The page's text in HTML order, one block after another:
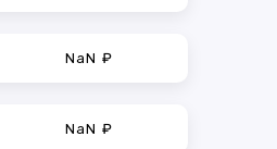
NaN ₽
NaN ₽